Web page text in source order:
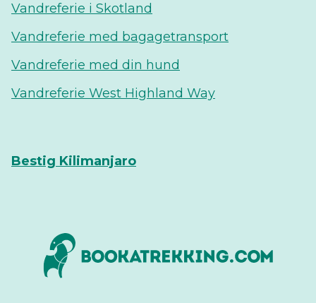
Vandreferie i Skotland
Vandreferie med bagagetransport
Vandreferie med din hund
Vandreferie West Highland Way
Bestig Kilimanjaro